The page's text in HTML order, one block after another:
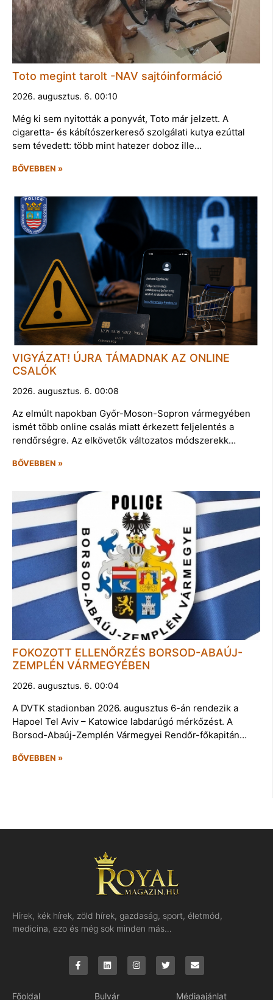
Toto megint tarolt -NAV sajtóinformáció
2026. augusztus. 6. 00:10
Még ki sem nyitották a ponyvát, Toto már jelzett. A
cigaretta- és kábítószerkereső szolgálati kutya ezúttal
sem tévedett: több mint hatezer doboz ille…
BŐVEBBEN »
VIGYÁZAT! ÚJRA TÁMADNAK AZ ONLINE
CSALÓK
2026. augusztus. 6. 00:08
Az elmúlt napokban Győr-Moson-Sopron vármegyében
ismét több online csalás miatt érkezett feljelentés a
rendőrségre. Az elkövetők változatos módszerekk…
BŐVEBBEN »
FOKOZOTT ELLENŐRZÉS BORSOD-ABAÚJ-
ZEMPLÉN VÁRMEGYÉBEN
2026. augusztus. 6. 00:04
A DVTK stadionban 2026. augusztus 6-án rendezik a
Hapoel Tel Aviv – Katowice labdarúgó mérkőzést. A
Borsod-Abaúj-Zemplén Vármegyei Rendőr-főkapitán…
BŐVEBBEN »
Hírek, kék hírek, zöld hírek, gazdaság, sport, életmód,
medicina, ezo és még sok minden más…
Főoldal Bulvár Médiaajánlat